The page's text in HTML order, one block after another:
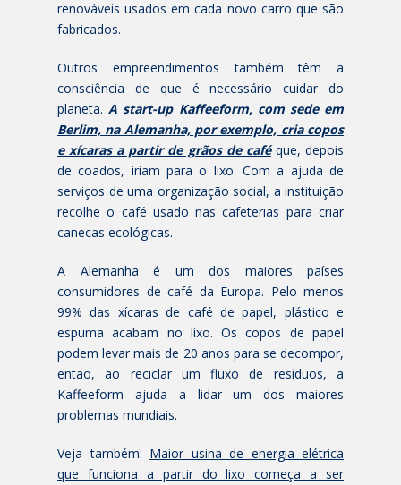
renováveis usados em cada novo carro que são
fabricados.
Outros empreendimentos também têm a
consciência de que é necessário cuidar do
planeta.A start-up Kaffeeform, com sede em
Berlim, na Alemanha, por exemplo, cria copos
e xícaras a partir de grãos de caféque, depois
de coados, iriam para o lixo. Com a ajuda de
serviços de uma organização social, a instituição
recolhe o café usado nas cafeterias para criar
canecas ecológicas.
A Alemanha é um dos maiores países
consumidores de café da Europa. Pelo menos
99% das xícaras de café de papel, plástico e
espuma acabam no lixo. Os copos de papel
podem levar mais de 20 anos para se decompor,
então, ao reciclar um fluxo de resíduos, a
Kaffeeform ajuda a lidar um dos maiores
problemas mundiais.
Veja também: Maior usina de energia elétrica
que funciona a partir do lixo começa a ser